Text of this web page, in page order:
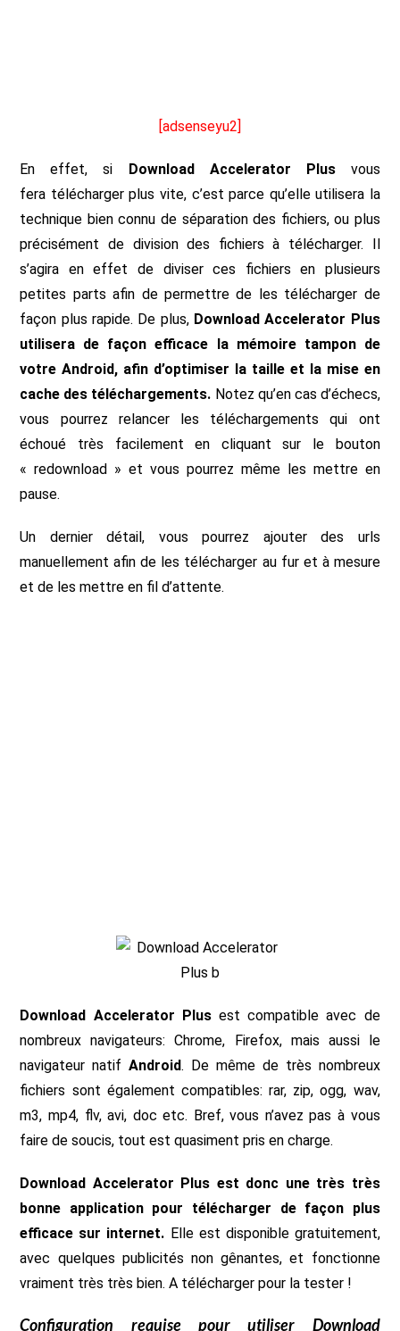
[adsenseyu2]
En effet, si Download Accelerator Plusvous
fera télécharger plus vite, c’est parce qu’elle utilisera la
technique bien connu de séparation des fichiers, ou plus
précisément de division des fichiers à télécharger. Il
s’agira en effet de diviser ces fichiers en plusieurs
petites parts afin de permettre de les télécharger de
façon plus rapide. De plus, Download Accelerator Plus
utilisera de façon efficace la mémoire tampon de
votre Android, afin d’optimiser la taille et la mise en
cache des téléchargements. Notez qu’en cas d’échecs,
vous pourrez relancer les téléchargements qui ont
échoué très facilement en cliquant sur le bouton
« redownload » et vous pourrez même les mettre en
pause.
Un dernier détail, vous pourrez ajouter des urls
manuellement afin de les télécharger au fur et à mesure
et de les mettre en fil d’attente.
Download Accelerator Plus est compatible avec de
nombreux navigateurs: Chrome, Firefox, mais aussi le
navigateur natifAndroid. De même de très nombreux
fichiers sont également compatibles: rar, zip, ogg, wav,
m3, mp4, flv, avi, doc etc. Bref, vous n’avez pas à vous
faire de soucis, tout est quasiment pris en charge.
Download Accelerator Plus est donc une très très
bonne application pour télécharger de façon plus
efficace sur internet. Elle est disponible gratuitement,
avec quelques publicités non gênantes, et fonctionne
vraiment très très bien. A télécharger pour la tester !
Configuration requise pour utiliser Download